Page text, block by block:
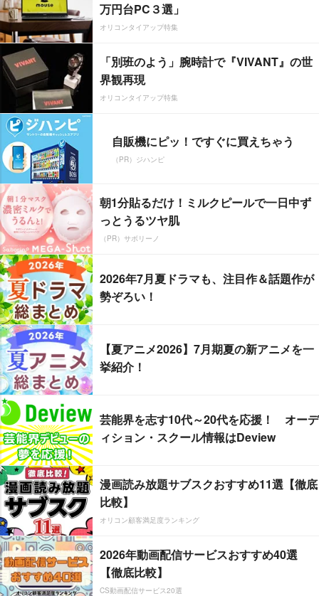
万円台PC３選」
オリコンタイアップ特集
「別班のよう」腕時計で『VIVANT』の世
界観再現
オリコンタイアップ特集
自販機にピッ！ですぐに買えちゃう
（PR）ジハンピ
朝1分貼るだけ！ミルクピールで一日中ず
っとうるツヤ肌
（PR）サボリーノ
2026年7月夏ドラマも、注目作＆話題作が
勢ぞろい！
【夏アニメ2026】7月期夏の新アニメを一
挙紹介！
芸能界を志す10代～20代を応援！ オーデ
ィション・スクール情報はDeview
漫画読み放題サブスクおすすめ11選【徹底
比較】
オリコン顧客満足度ランキング
2026年動画配信サービスおすすめ40選
【徹底比較】
CS動画配信サービス20選